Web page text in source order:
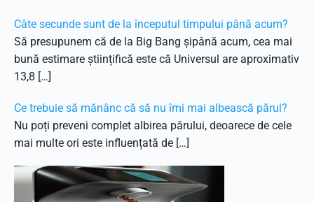
Câte secunde sunt de la începutul timpului până acum?
Să presupunem că de la Big Bang șipână acum, cea mai
bună estimare științifică este că Universul are aproximativ
13,8 […]
Ce trebuie să mănânc că să nu îmi mai albească părul?
Nu poți preveni complet albirea părului, deoarece de cele
mai multe ori este influențată de […]